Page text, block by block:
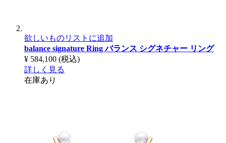
欲しいものリストに追加
balance signature Ringバランス シグネチャー リング
¥ 584,100 (税込)
詳しく見る
在庫あり